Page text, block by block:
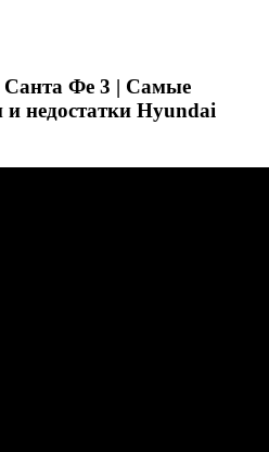
Фе 3 | Самые
и недостатки Hyundai